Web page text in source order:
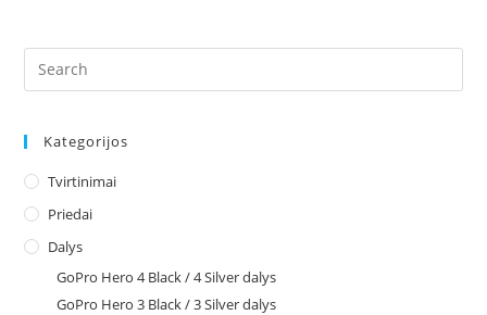
Kategorijos
Tvirtinimai
Priedai
Dalys
GoPro Hero 4 Black / 4 Silver dalys
GoPro Hero 3 Black / 3 Silver dalys